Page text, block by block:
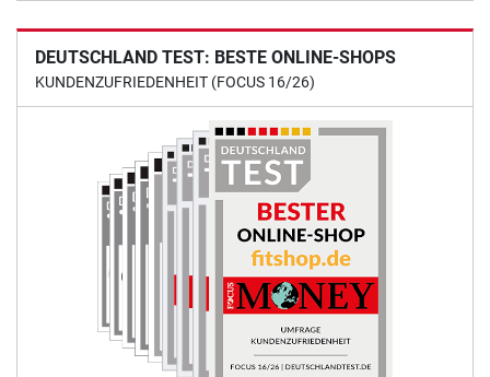
DEUTSCHLAND TEST: BESTE ONLINE-SHOPS
KUNDENZUFRIEDENHEIT (FOCUS 16/26)